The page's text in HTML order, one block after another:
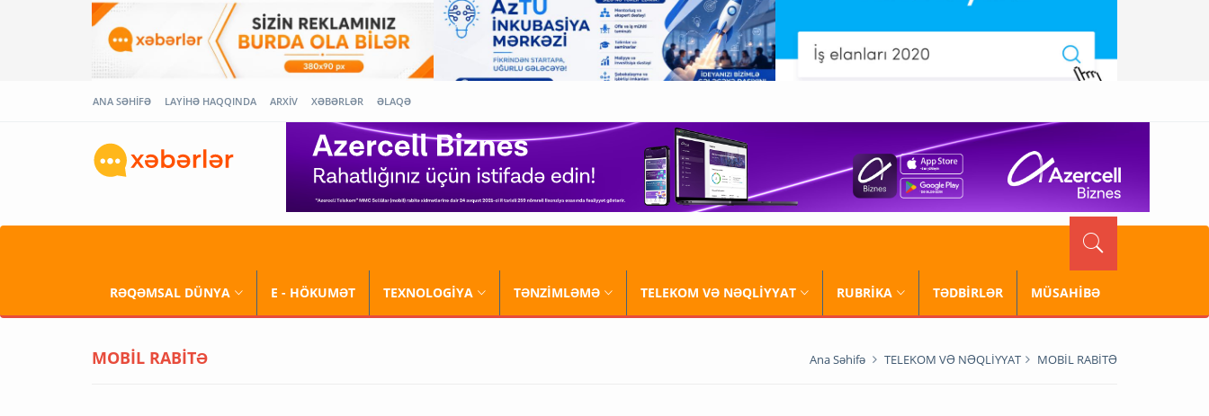
ANA SƏHİFƏ LAYİHƏ HAQQINDA ARXİV XƏBƏRLƏR ƏLAQƏ
RƏQƏMSAL DÜNYA E - HÖKUMƏT TEXNOLOGİYA TƏNZİMLƏMƏ TELEKOM VƏ NƏQLİYYAT RUBRİKA TƏDBİRLƏR MÜSAHİBƏ
MOBİL RABİTƏ Ana Səhifə TELEKOM VƏ NƏQLİYYAT MOBİL RABİTƏ